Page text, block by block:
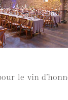
le vin